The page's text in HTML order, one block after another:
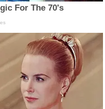
For The 70's